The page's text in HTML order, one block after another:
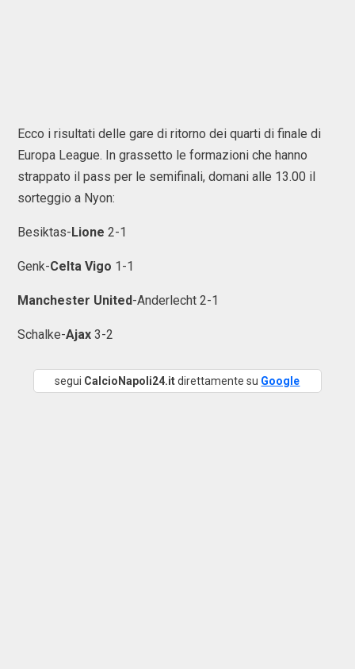
Ecco i risultati delle gare di ritorno dei quarti di finale di
Europa League. In grassetto le formazioni che hanno
strappato il pass per le semifinali, domani alle 13.00 il
sorteggio a Nyon:
Besiktas-Lione 2-1
Genk-Celta Vigo 1-1
Manchester United-Anderlecht 2-1
Schalke-Ajax 3-2
segui CalcioNapoli24.itdirettamente su Google